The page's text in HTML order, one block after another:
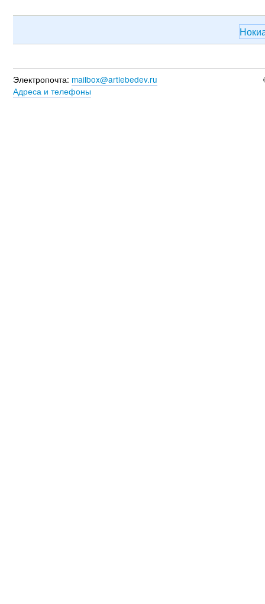
Электропочта: mailbox@artlebedev.ru
Адреса и телефоны